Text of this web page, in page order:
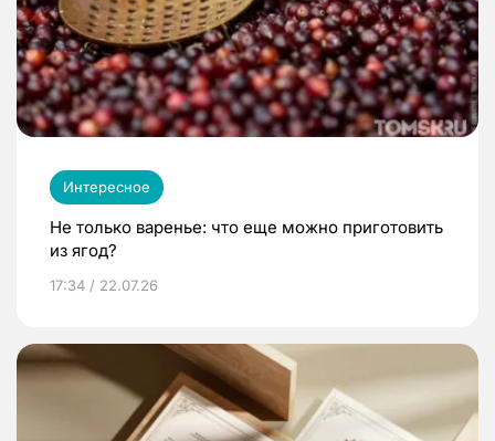
Интересное
Не только варенье: что еще можно приготовить
из ягод?
17:34 / 22.07.26